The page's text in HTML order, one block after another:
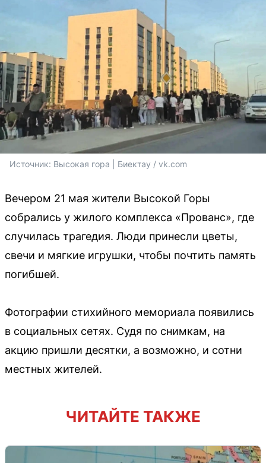
Источник: Высокая гора | Биектау / vk.com
Вечером 21 мая жители Высокой Горы
собрались у жилого комплекса «Прованс», где
случилась трагедия. Люди принесли цветы,
свечи и мягкие игрушки, чтобы почтить память
погибшей.
Фотографии стихийного мемориала появились
в социальных сетях. Судя по снимкам, на
акцию пришли десятки, а возможно, и сотни
местных жителей.
ЧИТАЙТЕ ТАКЖЕ